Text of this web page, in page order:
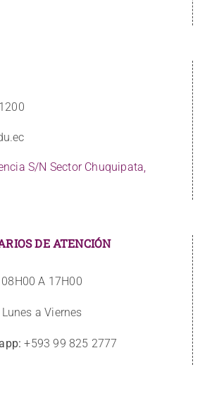
S/N Sector Chuquipata,
DE ATENCIÓN
08H00 A 17H00
Lunes a Viernes
+593 99 825 2777